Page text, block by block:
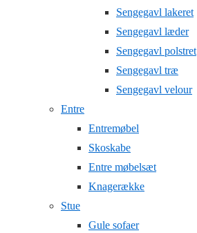
Sengegavl lakeret
Sengegavl læder
Sengegavl polstret
Sengegavl træ
Sengegavl velour
Entre
Entremøbel
Skoskabe
Entre møbelsæt
Knagerække
Stue
Gule sofaer